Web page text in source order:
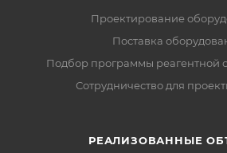
Проектирование
Поставка
Подбор программы реагентной
Сотрудничество для
РЕАЛИЗОВАННЫЕ